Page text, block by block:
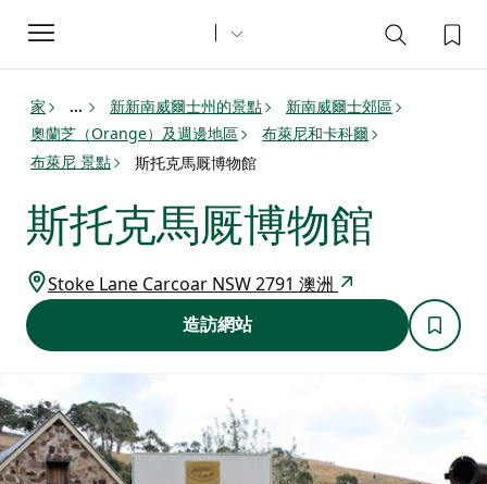
Toggle
navigation
家 ... 新新南威爾士州的景點
新南威爾士郊區
奧蘭芝（Orange）及週邊地區
布萊尼和卡科爾
布萊尼 景點
斯托克馬厩博物館
斯托克馬厩博物館
Stoke Lane Carcoar NSW 2791 澳洲
造訪網站